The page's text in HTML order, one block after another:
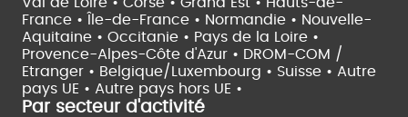
France •
Île-de-France • Normandie • Nouvelle-
Aquitaine • Occitanie • Pays de la Loire •
Provence-Alpes-Côte d'Azur • DROM-COM /
Etranger • Belgique/Luxembourg • Suisse • Autre
pays UE • Autre pays hors UE •
Par secteur d'activité